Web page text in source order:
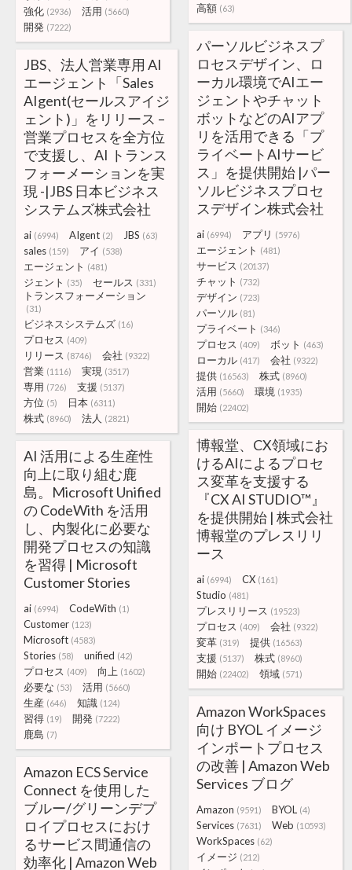
高額 (63)
強化 (2936) 活用 (5660)
開発 (7222)
パーソルビジネスプ
ロセスデザイン、ロ
ーカル環境でAIエー
ジェントやチャット
ボットなどのAIアプ
リを活用できる「プ
ライベートAIサービ
ス」を提供開始 |パー
ソルビジネスプロセ
スデザイン株式会社
ai (6994) アプリ (5976)
エージェント (481)
サービス (20137)
チャット (732)
デザイン (723)
パーソル (81)
プライベート (346)
プロセス (409) ボット (463)
ローカル (417) 会社 (9322)
提供 (16563) 株式 (8960)
活用 (5660) 環境 (1935)
開始 (22402)
JBS、法人営業専用 AI
エージェント「Sales
AIgent(セールスアイジ
ェント)」をリリース –
営業プロセスを全方位
で支援し、AI トランス
フォーメーションを実
現 -|JBS 日本ビジネス
システムズ株式会社
ai (6994) AIgent (2) JBS (63)
sales (159) アイ (538)
エージェント (481)
ジェント (35) セールス (331)
トランスフォーメーション
(31)
ビジネスシステムズ (16)
プロセス (409)
リリース (8746) 会社 (9322)
営業 (1116) 実現 (3517)
専用 (726) 支援 (5137)
方位 (5) 日本 (6311)
株式 (8960) 法人 (2821)
博報堂、CX領域にお
けるAIによるプロセ
ス変革を支援する
『CX AI STUDIO™』
を提供開始 | 株式会社
博報堂のプレスリリ
ース
ai (6994) CX (161)
Studio (481)
プレスリリース (19523)
プロセス (409) 会社 (9322)
変革 (319) 提供 (16563)
支援 (5137) 株式 (8960)
開始 (22402) 領域 (571)
AI 活用による生産性
向上に取り組む鹿
島。Microsoft Unified
の CodeWith を活用
し、内製化に必要な
開発プロセスの知識
を習得 | Microsoft
Customer Stories
ai (6994) CodeWith (1)
Customer (123)
Microsoft (4583)
Stories (58) unified (42)
プロセス (409) 向上 (1602)
必要な (53) 活用 (5660)
生産 (646) 知識 (124)
習得 (19) 開発 (7222)
鹿島 (7)
Amazon WorkSpaces
向け BYOL イメージ
インポートプロセス
の改善 | Amazon Web
Services ブログ
Amazon (9591) BYOL (4)
Services (7631) Web (10593)
WorkSpaces (62)
イメージ (212)
Amazon ECS Service
Connect を使用した
ブルー/グリーンデプ
ロイプロセスにおけ
るサービス間通信の
効率化 | Amazon Web